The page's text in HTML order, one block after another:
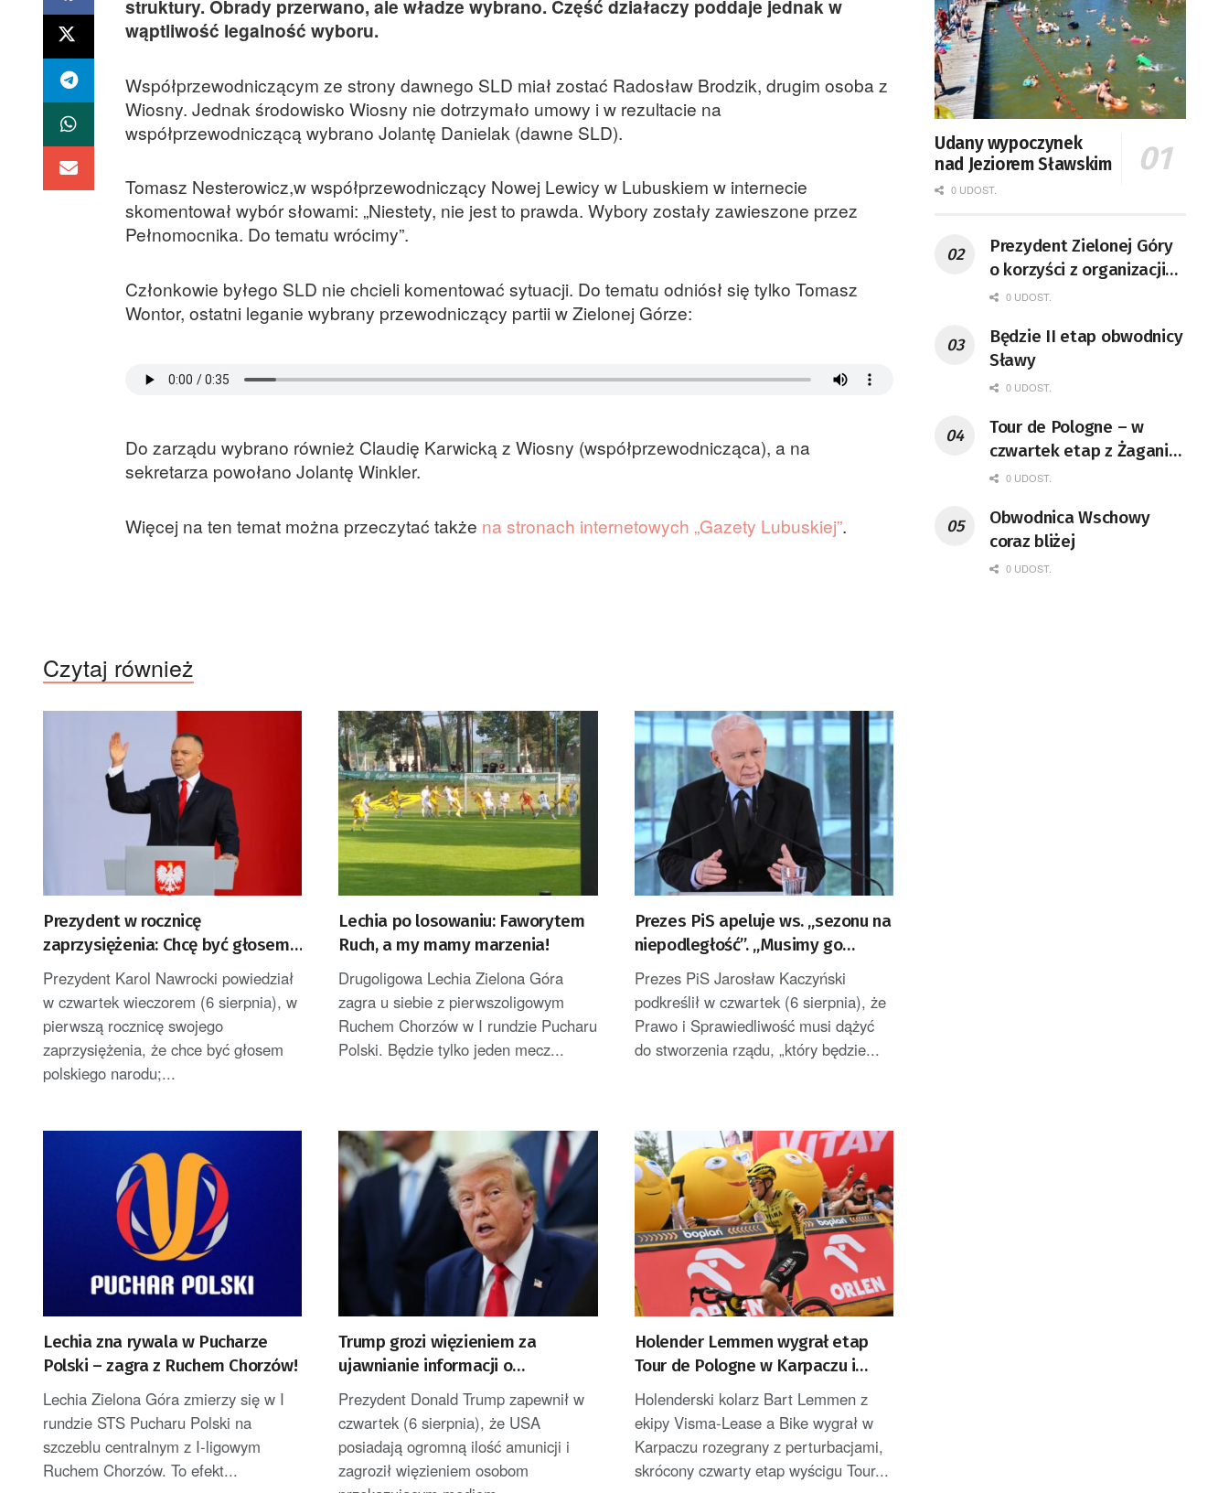
struktury. Obrady przerwano, ale władze wybrano. Część działaczy poddaje jednak w
wąptliwość legalność wyboru.
Współprzewodniczącym ze strony dawnego SLD miał zostać Radosław Brodzik, drugim osoba z
Wiosny. Jednak środowisko Wiosny nie dotrzymało umowy i w rezultacie na
współprzewodniczącą wybrano Jolantę Danielak (dawne SLD).
Tomasz Nesterowicz,w współprzewodniczący Nowej Lewicy w Lubuskiem w internecie
skomentował wybór słowami: „Niestety, nie jest to prawda. Wybory zostały zawieszone przez
Pełnomocnika. Do tematu wrócimy”.
Członkowie byłego SLD nie chcieli komentować sytuacji. Do tematu odniósł się tylko Tomasz
Wontor, ostatni leganie wybrany przewodniczący partii w Zielonej Górze:
Do zarządu wybrano również Claudię Karwicką z Wiosny (współprzewodnicząca), a na
sekretarza powołano Jolantę Winkler.
Więcej na ten temat można przeczytać także na stronach internetowych „Gazety Lubuskiej”.
Czytaj również
Prezydent w rocznicę
zaprzysiężenia: Chcę być głosem
Polek i Polaków [AKTUALIZACJA]
Prezydent Karol Nawrocki powiedział
w czwartek wieczorem (6 sierpnia), w
pierwszą rocznicę swojego
zaprzysiężenia, że chce być głosem
polskiego narodu;...
Lechia po losowaniu: Faworytem
Ruch, a my mamy marzenia!
Drugoligowa Lechia Zielona Góra
zagra u siebie z pierwszoligowym
Ruchem Chorzów w I rundzie Pucharu
Polski. Będzie tylko jeden mecz...
Prezes PiS apeluje ws. „sezonu na
niepodległość”. „Musimy go
wykorzystać”
Prezes PiS Jarosław Kaczyński
podkreślił w czwartek (6 sierpnia), że
Prawo i Sprawiedliwość musi dążyć
do stworzenia rządu, „który będzie...
Lechia zna rywala w Pucharze
Polski – zagra z Ruchem Chorzów!
Lechia Zielona Góra zmierzy się w I
rundzie STS Pucharu Polski na
szczeblu centralnym z I-ligowym
Ruchem Chorzów. To efekt...
Trump grozi więzieniem za
ujawnianie informacji o
uszczuplonych zapasach amunicji
Prezydent Donald Trump zapewnił w
czwartek (6 sierpnia), że USA
posiadają ogromną ilość amunicji i
zagroził więzieniem osobom
Holender Lemmen wygrał etap
Tour de Pologne w Karpaczu i
został liderem [AKTUALIZACJA]
Holenderski kolarz Bart Lemmen z
ekipy Visma-Lease a Bike wygrał w
Karpaczu rozegrany z perturbacjami,
skrócony czwarty etap wyścigu Tour...
Udany wypoczynek
nad Jeziorem Sławskim
0 UDOST.
Prezydent Zielonej Góry
o korzyści z organizacji
mety Tour de Pologne
0 UDOST.
Będzie II etap obwodnicy
Sławy
0 UDOST.
Tour de Pologne – w
czwartek etap z Żagania
do Karpacza
0 UDOST.
Obwodnica Wschowy
coraz bliżej
0 UDOST.